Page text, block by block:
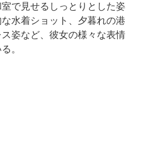
で見せるしっとりとした姿
水着ショット、夕暮れの港
姿など、彼女の様々な表情
。